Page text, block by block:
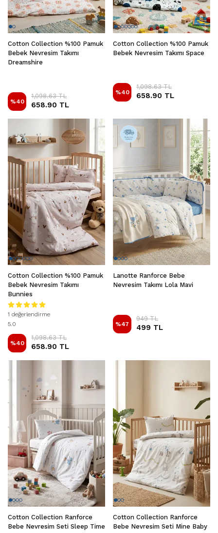
Cotton Collection %100 Pamuk
Bebek Nevresim Takımı
Dreamshire
%40
1,098.63 TL
658.90 TL
Cotton Collection %100 Pamuk
Bebek Nevresim Takımı Space
%40
1,098.63 TL
658.90 TL
Cotton Collection %100 Pamuk
Bebek Nevresim Takımı
Bunnies
1 değerlendirme
5.0
%40
1,098.63 TL
658.90 TL
Lanotte Ranforce Bebe
Nevresim Takımı Lola Mavi
%47
949 TL
499 TL
Cotton Collection Ranforce
Bebe Nevresim Seti Sleep Time
Cotton Collection Ranforce
Bebe Nevresim Seti Mine Baby